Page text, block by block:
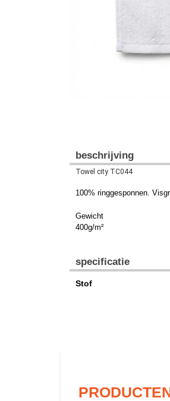
beschrijving
Towel city TC044
100% ringgesponnen.
Gewicht
400g/m²
specificatie
Stof